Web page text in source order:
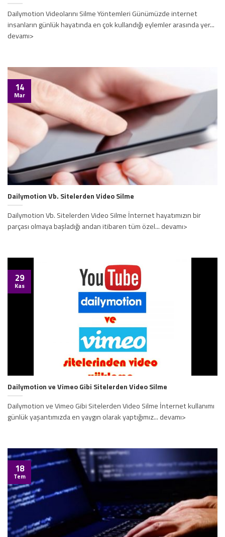
Dailymotion Videolarını Silme Yöntemleri Günümüzde internet
insanların günlük hayatında en çok kullandığı eylemler arasında yer...
devamı>
Dailymotion Vb. Sitelerden Video Silme
Dailymotion Vb. Sitelerden Video Silme İnternet hayatımızın bir
parçası olmaya başladığı andan itibaren tüm özel... devamı>
14
Mar
Dailymotion ve Vimeo Gibi Sitelerden Video Silme
Dailymotion ve Vimeo Gibi Sitelerden Video Silme İnternet kullanımı
günlük yaşantımızda en yaygın olarak yaptığımız... devamı>
29
Kas
18
Tem